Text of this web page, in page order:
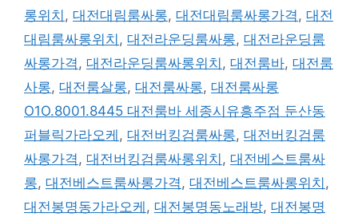
롱위치 , 대전대림룸싸롱, 대전대림룸싸롱가격 , 대전
대림룸싸롱위치 , 대전라운딩룸싸롱, 대전라운딩룸
싸롱가격 , 대전라운딩룸싸롱위치 , 대전룸바, 대전룸
사롱, 대전룸살롱, 대전룸싸롱, 대전룸싸롱
O1O.8001.8445 대전룸바 세종시유흥주점 둔산동
퍼블릭가라오케 , 대전버킹검룸싸롱, 대전버킹검룸
싸롱가격 , 대전버킹검룸싸롱위치 , 대전베스트룸싸
롱, 대전베스트룸싸롱가격 , 대전베스트룸싸롱위치 ,
대전봉명동가라오케 , 대전봉명동노래방, 대전봉명